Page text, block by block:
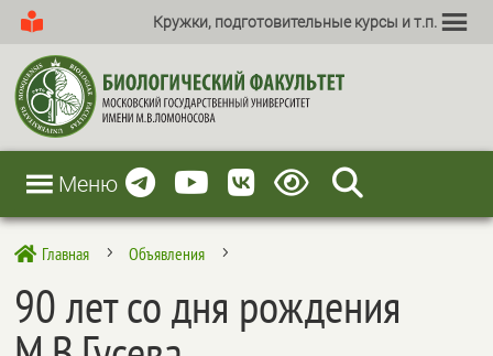
Кружки, подготовительные курсы и т.п.
Меню
 Главная 5 Объявления 5
90 лет со дня рождения